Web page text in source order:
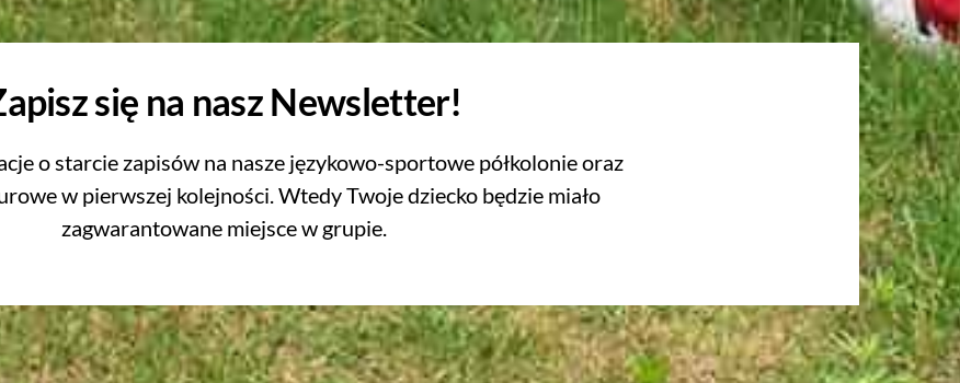
się na nasz Newsletter!
o starcie zapisów na nasze językowo-sportowe półkolonie oraz
w pierwszej kolejności. Wtedy Twoje dziecko będzie miało
zagwarantowane miejsce w grupie.